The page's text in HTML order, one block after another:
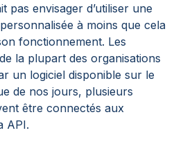
pas envisager d’utiliser une
à moins que cela
fonctionnement. Les
la plupart des organisations
un logiciel disponible sur le
de nos jours, plusieurs
être connectés aux
API.